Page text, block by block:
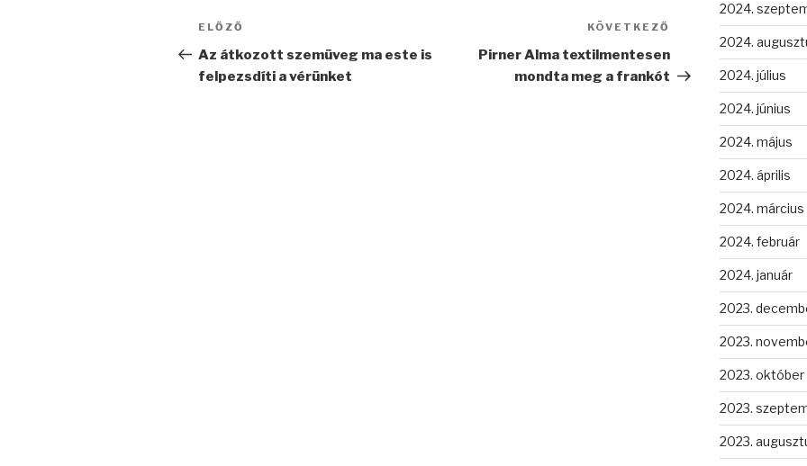
Bejegyzés
navigáció
Korábbi
bejegyzés
ELŐZŐ
Az átkozott szemüveg ma este is
felpezsdíti a vérünket
Következő
bejegyzés
KÖVETKEZŐ
Pirner Alma textilmentesen
mondta meg a frankót
2024.
2024.
2024. július
2024. június
2024. május
2024. április
2024. március
2024. február
2024. január
2023.
2023.
2023. október
2023.
2023.